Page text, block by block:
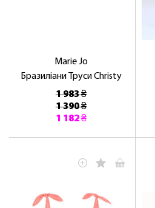
Marie Jo
Бразиліани Труси Christy
1 983 ₴
1 390 ₴
1 182 ₴